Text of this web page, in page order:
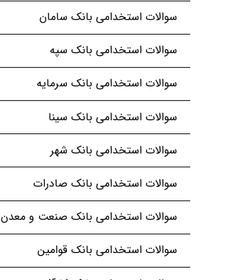
سوالات استخدامی بانک سامان
سوالات استخدامی بانک سپه
سوالات استخدامی بانک سرمایه
سوالات استخدامی بانک سینا
سوالات استخدامی بانک شهر
سوالات استخدامی بانک صادرات
سوالات استخدامی بانک صنعت و معدن
سوالات استخدامی بانک قوامین